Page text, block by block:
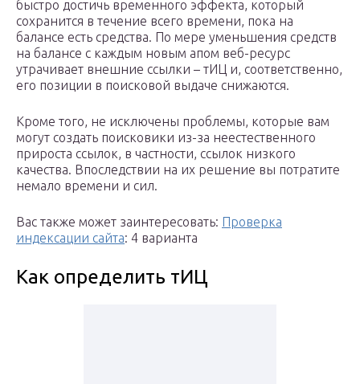
быстро достичь временного эффекта, который
сохранится в течение всего времени, пока на
балансе есть средства. По мере уменьшения средств
на балансе с каждым новым апом веб-ресурс
утрачивает внешние ссылки – тИЦ и, соответственно,
его позиции в поисковой выдаче снижаются.
Кроме того, не исключены проблемы, которые вам
могут создать поисковики из-за неестественного
прироста ссылок, в частности, ссылок низкого
качества. Впоследствии на их решение вы потратите
немало времени и сил.
Вас также может заинтересовать: Проверка
индексации сайта: 4 варианта
Как определить тИЦ